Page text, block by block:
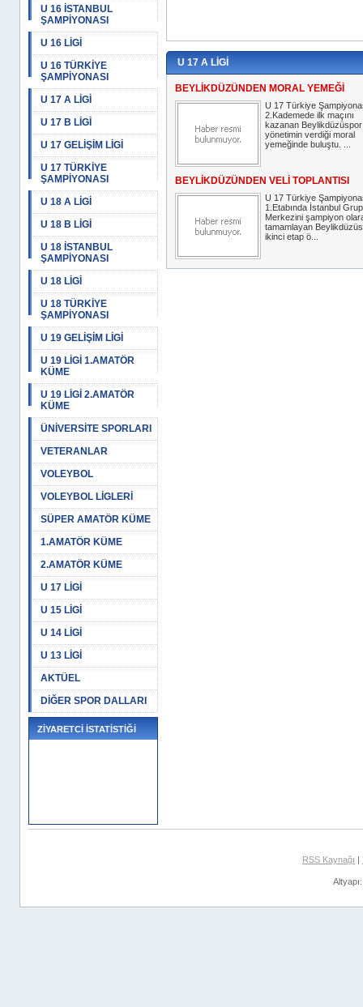
U 16 İSTANBUL
ŞAMPİYONASI
U 16 LİGİ
U 16 TÜRKİYE
ŞAMPİYONASI
U 17 A LİGİ
U 17 B LİGİ
U 17 GELİŞİM LİGİ
U 17 TÜRKİYE
ŞAMPİYONASI
U 18 A LİGİ
U 18 B LİGİ
U 18 İSTANBUL
ŞAMPİYONASI
U 18 LİGİ
U 18 TÜRKİYE
ŞAMPİYONASI
U 19 GELİŞİM LİGİ
U 19 LİGİ 1.AMATÖR
KÜME
U 19 LİGİ 2.AMATÖR
KÜME
ÜNİVERSİTE SPORLARI
VETERANLAR
VOLEYBOL
VOLEYBOL LİGLERİ
SÜPER AMATÖR KÜME
1.AMATÖR KÜME
2.AMATÖR KÜME
U 17 LİGİ
U 15 LİGİ
U 14 LİGİ
U 13 LİGİ
AKTÜEL
DİĞER SPOR DALLARI
ZİYARETCİ İSTATİSTİĞİ
U 17 A LİGİ
BEYLİKDÜZÜNDEN MORAL YEMEĞİ
U 17 Türkiye
2.Kademede ilk maçını
kazanan Beylikdüzüspor
yönetimin verdiği moral
yemeğinde buluştu. ...
BEYLİKDÜZÜNDEN VELİ TOPLANTISI
U 17 Türkiye
1.Etabında İstanbul Grup
Merkezini şampiyon
tamamlayan
ikinci etap ö...
RSS Kaynağı |